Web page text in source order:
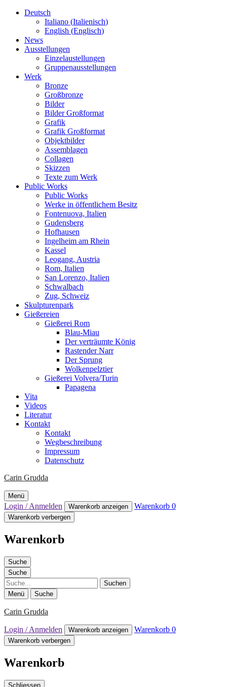
Deutsch
Italiano (Italienisch)
English (Englisch)
News
Ausstellungen
Einzelaustellungen
Gruppenausstellungen
Werk
Bronze
Großbronze
Bilder
Bilder Großformat
Grafik
Grafik Großformat
Objektbilder
Assemblagen
Collagen
Skizzen
Texte zum Werk
Public Works
Public Works
Werke in öffentlichem Besitz
Fontenuova, Italien
Gudensberg
Hofhausen
Ingelheim am Rhein
Kassel
Leogang, Austria
Rom, Italien
San Lorenzo, Italien
Schwalbach
Zug, Schweiz
Skulpturenpark
Gießereien
Gießerei Rom
Blau-Miau
Der verträumte König
Rastender Narr
Der Sprung
Wolkenpelztier
Gießerei Volvera/Turin
Papagena
Vita
Videos
Literatur
Kontakt
Kontakt
Wegbeschreibung
Impressum
Datenschutz
Carin Grudda
Menü
Login / Anmelden Warenkorb anzeigen Warenkorb 0
Warenkorb verbergen
Warenkorb
Suche
Suche
Suche
Menü Suche
Carin Grudda
Login / Anmelden Warenkorb anzeigen Warenkorb 0
Warenkorb verbergen
Warenkorb
Schliessen